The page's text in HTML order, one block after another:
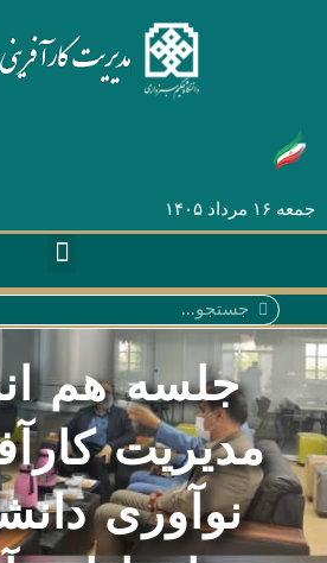
جمعه ۱۶ مرداد ۱۴۰۵
جلسه هم
مدیریت
نوآوری